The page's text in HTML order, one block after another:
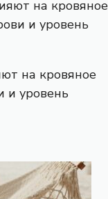
на кровяное
и уровень